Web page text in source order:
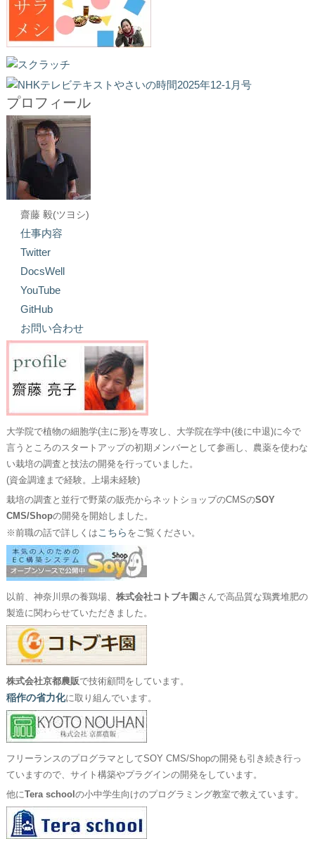
プロフィール
齋藤 毅(ツヨシ)
仕事内容
Twitter
DocsWell
YouTube
GitHub
お問い合わせ
大学院で植物の細胞学(主に形)を専攻し、大学院在学中(後に中退)に今で
言うところのスタートアップの初期メンバーとして参画し、農薬を使わな
い栽培の調査と技法の開発を行っていました。
(資金調達まで経験。上場未経験)
栽培の調査と並行で野菜の販売からネットショップのCMSのSOY
CMS/Shopの開発を開始しました。
※前職の話で詳しくはこちら をご覧ください。
以前、神奈川県の養鶏場、 株式会社コトブキ園 さんで高品質な鶏糞堆肥の
製造に関わらせていただきました。
株式会社京都農販で技術顧問をしています。
稲作の省力化に取り組んでいます。
フリーランスのプログラマとしてSOY CMS/Shopの開発も引き続き行っ
ていますので、サイト構築やプラグインの開発をしています。
他にTera school の小中学生向けのプログラミング教室で教えています。